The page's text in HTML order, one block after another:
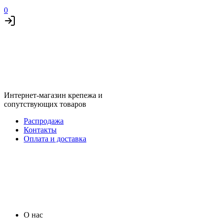
0
Интернет-магазин крепежа и
сопутствующих товаров
Распродажа
Контакты
Оплата и доставка
О нас